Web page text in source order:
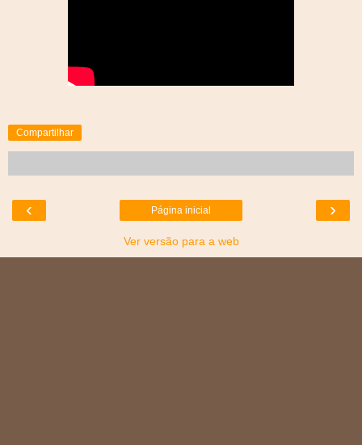
Compartilhar
‹ ›
Página inicial
Ver versão para a web